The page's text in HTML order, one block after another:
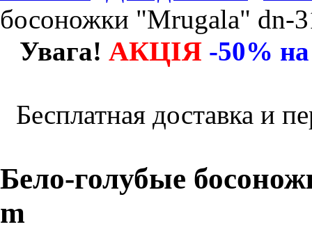
босоножки "Mrugala" dn-
Увага! АКЦІЯ -50%
Бесплатная доставка и
Бело-голубые
m